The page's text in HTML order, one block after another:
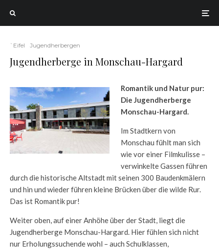
`Eifel Jugendherbergen
Jugendherberge in Monschau-Hargard
Romantik und Natur pur:
Die Jugendherberge
Monschau-Hargard.
Im Stadtkern von
Monschau fühlt man sich
wie vor einer Filmkulisse –
verwinkelte Gassen führen
durch die historische Altstadt mit seinen 300 Baudenkmälern
und hin und wieder führen kleine Brücken über die wilde Rur.
Das ist Romantik pur!
Weiter oben, auf einer Anhöhe über der Stadt, liegt die
Jugendherberge Monschau-Hargard. Hier fühlen sich nicht
nur Erholungssuchende wohl – auch Schulklassen,